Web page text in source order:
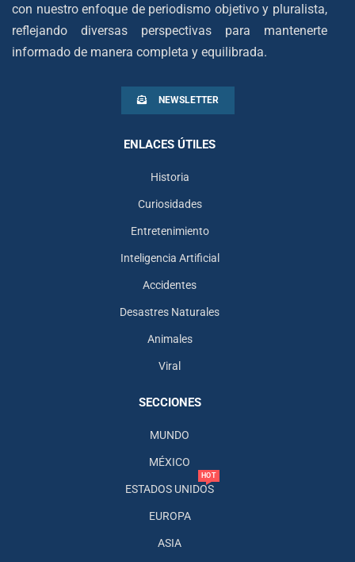
con nuestro enfoque de periodismo objetivo y pluralista,
reflejando diversas perspectivas para mantenerte
informado de manera completa y equilibrada.
NEWSLETTER
ENLACES ÚTILES
Historia
Curiosidades
Entretenimiento
Inteligencia Artificial
Accidentes
Desastres Naturales
Animales
Viral
SECCIONES
MUNDO
MÉXICO
ESTADOS UNIDOS
HOT
EUROPA
ASIA